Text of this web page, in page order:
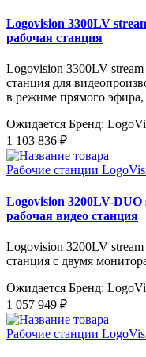
Logovision 3300LV
рабочая станция
Logovision 3300LV
станция для
в режиме прямого
Ожидается Бренд:
1 103 836 ₽
Рабочие станции
Logovision 3200LV-
рабочая видео станция
Logovision 3200LV
станция с двумя
Ожидается Бренд:
1 057 949 ₽
Рабочие станции